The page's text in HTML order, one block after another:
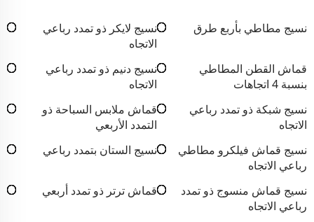
نسيج مطاطي بأربع طرق
نسيج لايكر ذو تمدد رباعي
الاتجاه
قماش القطن المطاطي
بنسبة 4 اتجاهات
نسيج دنيم ذو تمدد رباعي
الاتجاه
نسيج شبكة ذو تمدد رباعي
الاتجاه
قماش ملابس السباحة ذو
التمدد الأربعي
نسيج قماش فيلكرو مطاطي
رباعي الاتجاه
نسيج الستان بتمدد رباعي
نسيج قماش منسوج ذو تمدد
رباعي الاتجاه
قماش ترتر ذو تمدد أربعي